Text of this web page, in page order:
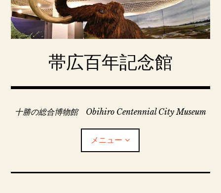
帯広百年記念館
十勝の総合博物館 Obihiro Centennial City Museum
メニュー